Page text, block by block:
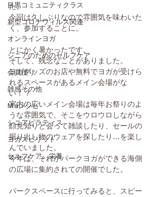
目黒コミュニティクラス
新型コロナウィルス関連
オンラインヨガ
シニアのためのセルフケア
会員便り
雑感その他
M'sレシピ
シニアピラティス
ヨガスピリット
セルフケア、栄養
た。
今回は久しぶりなので雰囲気を味わいた
く、参加することに。
とにかく暑かったです。
そして、残念なことがありました。
ヨガグッズのお店や無料でヨガが受けら
れるスペースがあるメイン会場がな
い！？
室内の広いメイン会場は毎年お祭りのよ
うな雰囲気で、そこをウロウロしながら
顔見知りと会って雑談したり、セールの
掘り出し物のウェアを探したり…を楽し
んでいました。
今年は、それがパークヨガができる海側
の広場に集約されての開催でした。
パークスペースに行ってみると、スピー